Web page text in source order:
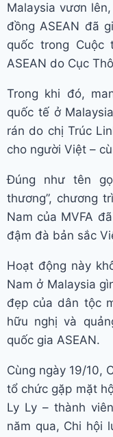
Malaysia vươn
đồng ASEAN đã
quốc trong
ASEAN do Cục
Trong khi đó,
quốc tế ở
rán do chị Trúc
cho người Việt –
Đúng như tên
thương”, chương
Nam của MVFA
đậm đà bản sắc
Hoạt động này
Nam ở Malaysia
đẹp của dân tộc
hữu nghị và
quốc gia ASEAN.
Cùng ngày 19/10,
tổ chức gặp mặt
Ly Ly – thành
năm qua, Chi hội